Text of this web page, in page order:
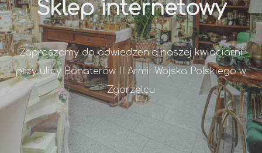
Sklep internetowy
Zapraszamy do odwiedzenia naszej kwiaciarni
przy ulicy Bohaterów II Armii Wojska Polskiego w
Zgorzelcu